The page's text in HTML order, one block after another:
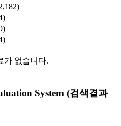
가 없습니다.
System (검색결과